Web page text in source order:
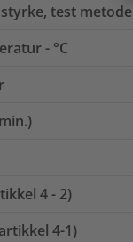
test metode
- °C
4 - 2)
4-1)